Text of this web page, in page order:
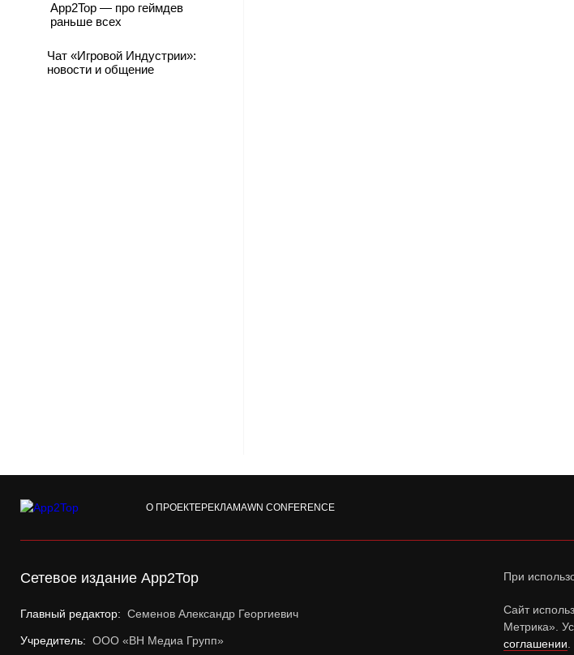
App2Top — про геймдев
раньше всех
Чат «Игровой Индустрии»:
новости и общение
О ПРОЕКТЕРЕКЛАМАWN CONFERENCE
Сетевое издание App2Top
Главный редактор: Семенов Александр Георгиевич
Учредитель: ООО «ВН Медиа Групп»
При
Сайт
Метрика».
соглашении